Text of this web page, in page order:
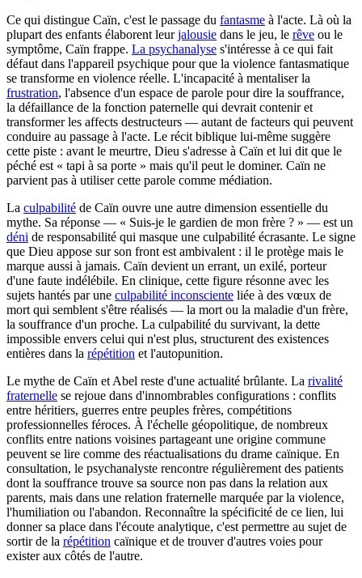
Ce qui distingue Caïn, c'est le passage du fantasme à l'acte. Là où la
plupart des enfants élaborent leurjalousie dans le jeu, le rêve ou le
symptôme, Caïn frappe. La psychanalyse s'intéresse à ce qui fait
défaut dans l'appareil psychique pour que la violence fantasmatique
se transforme en violence réelle. L'incapacité à mentaliser la
frustration, l'absence d'un espace de parole pour dire la souffrance,
la défaillance de la fonction paternelle qui devrait contenir et
transformer les affects destructeurs — autant de facteurs qui peuvent
conduire au passage à l'acte. Le récit biblique lui-même suggère
cette piste : avant le meurtre, Dieu s'adresse à Caïn et lui dit que le
péché est « tapi à sa porte » mais qu'il peut le dominer. Caïn ne
parvient pas à utiliser cette parole comme médiation.
La culpabilité de Caïn ouvre une autre dimension essentielle du
mythe. Sa réponse — « Suis-je le gardien de mon frère ? » — est un
déni de responsabilité qui masque une culpabilité écrasante. Le signe
que Dieu appose sur son front est ambivalent : il le protège mais le
marque aussi à jamais. Caïn devient un errant, un exilé, porteur
d'une faute indélébile. En clinique, cette figure résonne avec les
sujets hantés par une culpabilité inconsciente liée à des vœux de
mort qui semblent s'être réalisés — la mort ou la maladie d'un frère,
la souffrance d'un proche. La culpabilité du survivant, la dette
impossible envers celui qui n'est plus, structurent des existences
entières dans la répétition et l'autopunition.
Le mythe de Caïn et Abel reste d'une actualité brûlante. La rivalité
fraternelle se rejoue dans d'innombrables configurations : conflits
entre héritiers, guerres entre peuples frères, compétitions
professionnelles féroces. À l'échelle géopolitique, de nombreux
conflits entre nations voisines partageant une origine commune
peuvent se lire comme des réactualisations du drame caïnique. En
consultation, le psychanalyste rencontre régulièrement des patients
dont la souffrance trouve sa source non pas dans la relation aux
parents, mais dans une relation fraternelle marquée par la violence,
l'humiliation ou l'abandon. Reconnaître la spécificité de ce lien, lui
donner sa place dans l'écoute analytique, c'est permettre au sujet de
sortir de la répétition caïnique et de trouver d'autres voies pour
exister aux côtés de l'autre.